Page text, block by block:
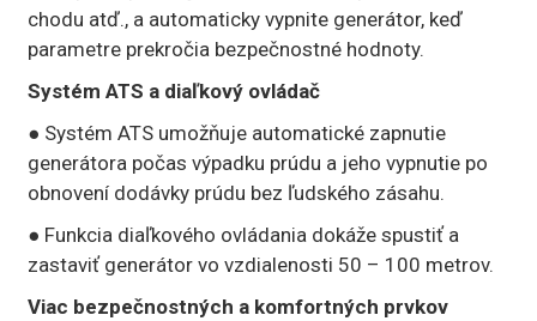
chodu atď., a automaticky vypnite generátor, keď
parametre prekročia bezpečnostné hodnoty.
Systém ATS a diaľkový ovládač
● Systém ATS umožňuje automatické zapnutie
generátora počas výpadku prúdu a jeho vypnutie po
obnovení dodávky prúdu bez ľudského zásahu.
● Funkcia diaľkového ovládania dokáže spustiť a
zastaviť generátor vo vzdialenosti 50 – 100 metrov.
Viac bezpečnostných a komfortných prvkov